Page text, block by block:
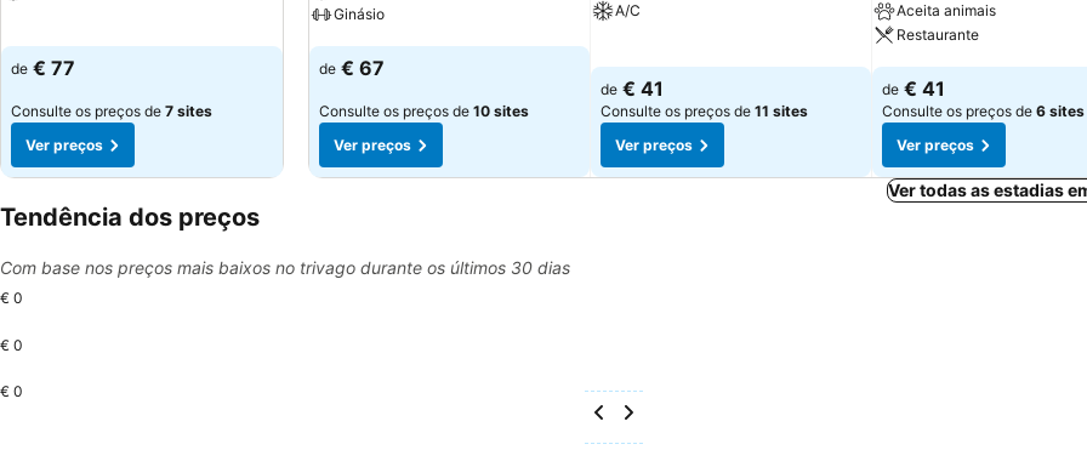
de € 77
Consulte os preços de 7 sites
Ver preços
Ginásio
Ver preços
de € 67
Consulte os preços de 10 sites
Ver preços
A/C
de € 41
Consulte os preços de 11 sites
Ver preços
Aceita animais
Restaurante
Ver preços
de € 41
Consulte os preços de 6 sites
Ver preços
Ver todas as estadias
Tendência dos preços
Com base nos preços mais baixos no trivago durante os últimos 30 dias
€ 0
€ 0
€ 0